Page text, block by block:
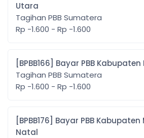
Utara
Tagihan PBB Sumatera
Rp -1.600 - Rp -1.600
[BPBB166] Bayar PBB
Tagihan PBB Sumatera
Rp -1.600 - Rp -1.600
[BPBB176] Bayar PBB Kabupaten Mandailing
Natal